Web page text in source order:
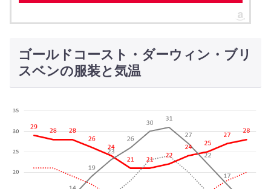
ゴールドコースト・ダーウィン・ブリ
スベンの服装と気温